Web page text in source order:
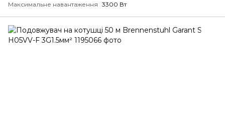
Максимальне навантаження 3300 Вт